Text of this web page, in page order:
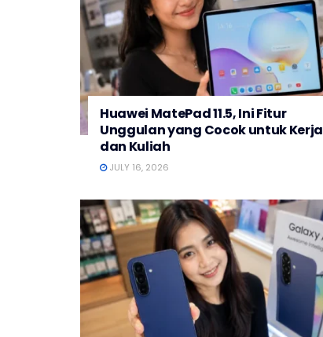
Huawei MatePad 11.5, Ini Fitur
Unggulan yang Cocok untuk Kerja
dan Kuliah
JULY 16, 2026